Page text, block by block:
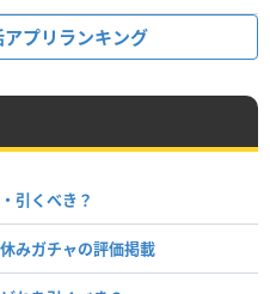
プリランキング
引くべき？
みガチャの評価掲載